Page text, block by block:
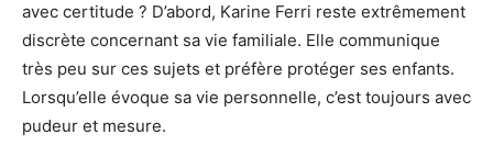
avec certitude ? D’abord, Karine Ferri reste extrêmement
discrète concernant sa vie familiale. Elle communique
très peu sur ces sujets et préfère protéger ses enfants.
Lorsqu’elle évoque sa vie personnelle, c’est toujours avec
pudeur et mesure.